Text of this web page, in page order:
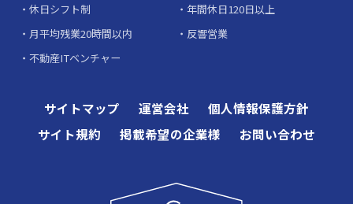
休日シフト制
年間休日120日以上
月平均残業20時間以内
反響営業
不動産ITベンチャー
サイトマップ 運営会社
個人情報保護方針
サイト規約
掲載希望の企業様 お問い合わせ